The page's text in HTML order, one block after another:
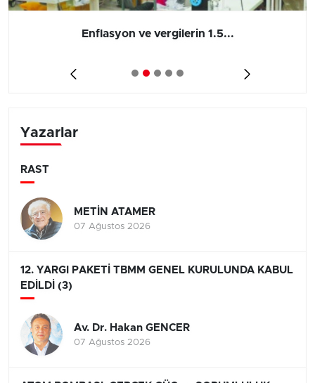
Enflasyon ve vergilerin 1.5...
Yazarlar
RAST
METİN ATAMER
07 Ağustos 2026
12. YARGI PAKETİ TBMM GENEL KURULUNDA KABUL
EDİLDİ (3)
Av. Dr. Hakan GENCER
07 Ağustos 2026